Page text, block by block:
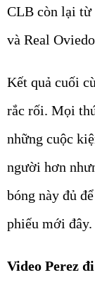
CLB còn lại từ
và Real
Kết quả cuối
rắc rối. Mọi
những cuộc
người hơn
bóng này đủ
phiếu mới đây.
Video Perez